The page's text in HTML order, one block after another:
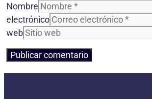
Nombre
electrónico
web